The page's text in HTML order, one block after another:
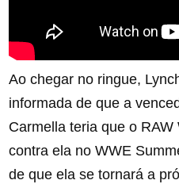
Ao chegar no ringue,
informada de que a
Carmella teria que o RAW
contra ela no WWE
de que ela se tornará a